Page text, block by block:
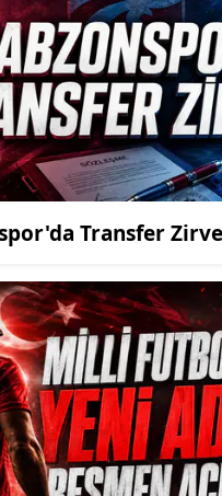
Transfer